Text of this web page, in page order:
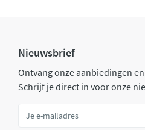
Nieuwsbrief
Ontvang onze aanbiedingen
Schrijf je direct in voor onze